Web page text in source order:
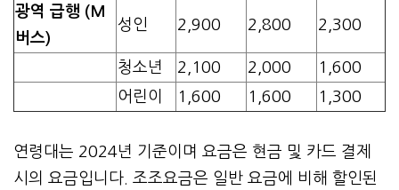
광역 급행 (M
버스)
성인 2,900 2,800 2,300
청소년 2,100 2,000
1,600
어린이
1,600 1,600 1,300
연령대는 2024년 기준이며 요금은 현금 및 카드 결제
시의 요금입니다. 조조요금은 일반 요금에 비해 할인된